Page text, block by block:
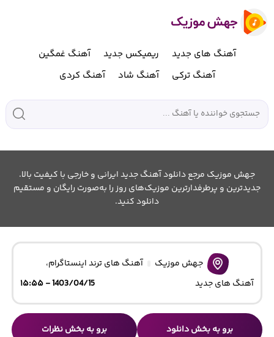
آهنگ های جدید ریمیکس جدید
آهنگ غمگین
آهنگ ترکی
آهنگ شاد آهنگ کردی
جهش موزیک مرجع دانلود آهنگ جدید ایرانی و خارجی با کیفیت بالا.
جدیدترین و پرطرفدارترین موزیک‌های روز را به‌صورت رایگان و مستقیم
دانلود کنید.
جهش موزیک آهنگ های ترند اینستاگرام،
آهنگ های جدید
1403/04/15 - ۱۵:۵۵
برو به بخش دانلود برو به بخش نظرات